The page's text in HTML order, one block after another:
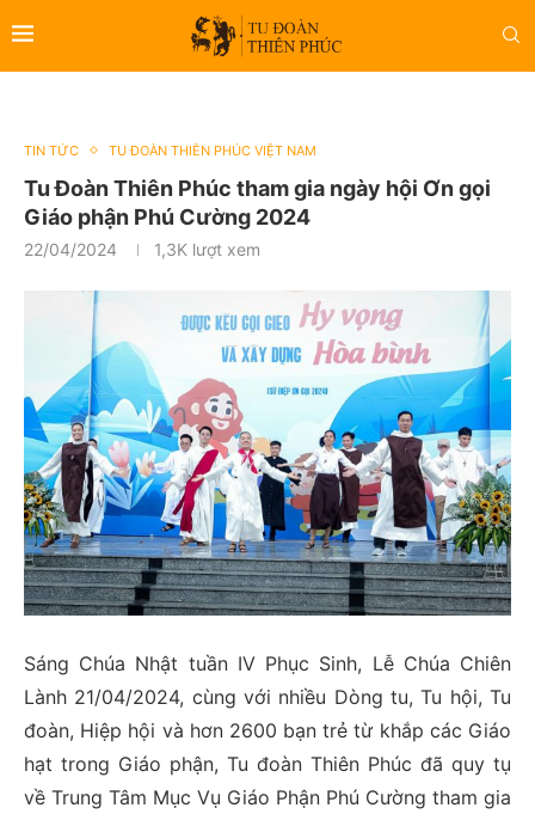
TIN TỨC TU ĐOÀN THIÊN PHÚC VIỆT NAM
Tu Đoàn Thiên Phúc tham gia ngày hội Ơn gọi
Giáo phận Phú Cường 2024
22/04/2024 1,3K lượt xem
Sáng Chúa Nhật tuần IV Phục Sinh, Lễ Chúa Chiên
Lành 21/04/2024, cùng với nhiều Dòng tu, Tu hội, Tu
đoàn, Hiệp hội và hơn 2600 bạn trẻ từ khắp các Giáo
hạt trong Giáo phận, Tu đoàn Thiên Phúc đã quy tụ
về Trung Tâm Mục Vụ Giáo Phận Phú Cường tham gia